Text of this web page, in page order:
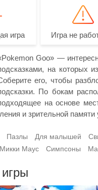
игра Игра не
Goo» —
на которых
его, чтобы
По бокам
на основе
и зрительной
Пазлы Для малышей
Микки Маус Симпсоны